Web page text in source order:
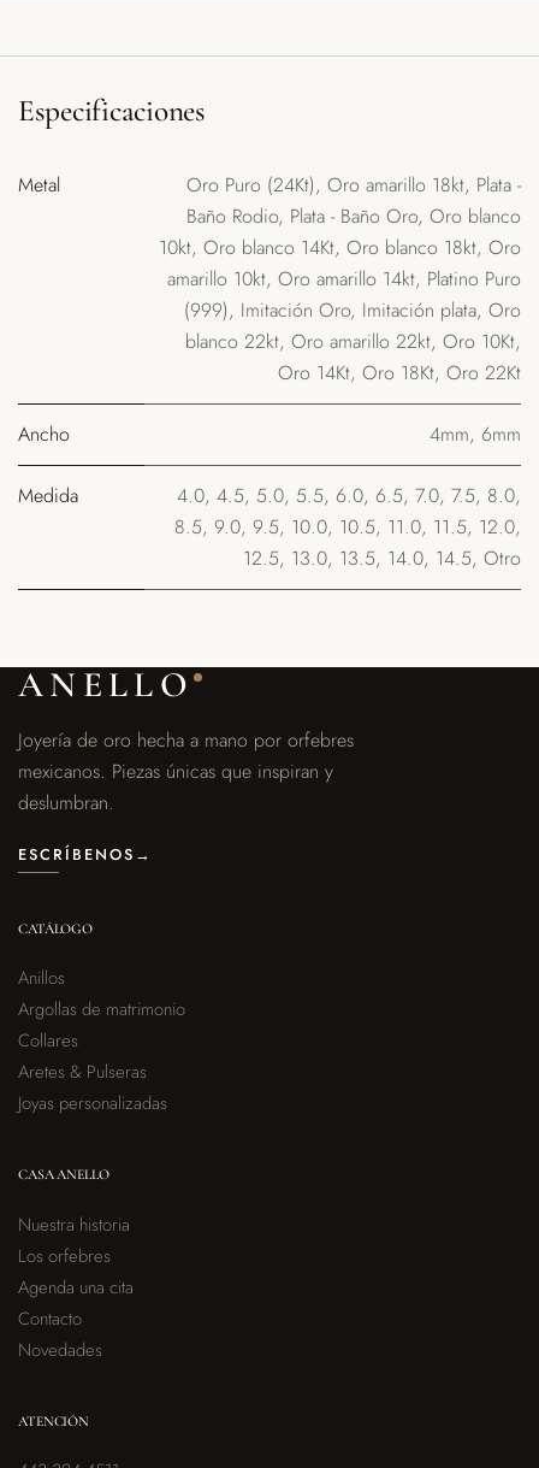
Especificaciones
Metal Oro Puro (24Kt), Oro amarillo 18kt, Plata -
Baño Rodio, Plata - Baño Oro, Oro blanco
10kt, Oro blanco 14Kt, Oro blanco 18kt, Oro
amarillo 10kt, Oro amarillo 14kt, Platino Puro
(999), Imitación Oro, Imitación plata, Oro
blanco 22kt, Oro amarillo 22kt, Oro 10Kt,
Oro 14Kt, Oro 18Kt, Oro 22Kt
Ancho 4mm, 6mm
Medida 4.0, 4.5, 5.0, 5.5, 6.0, 6.5, 7.0, 7.5, 8.0,
8.5, 9.0, 9.5, 10.0, 10.5, 11.0, 11.5, 12.0,
12.5, 13.0, 13.5, 14.0, 14.5, Otro
ANELLO
Joyería de oro hecha a mano por orfebres
mexicanos. Piezas únicas que inspiran y
deslumbran.
ESCRÍBENOS →
CATÁLOGO
Anillos
Argollas de matrimonio
Collares
Aretes & Pulseras
Joyas personalizadas
CASA ANELLO
Nuestra historia
Los orfebres
Agenda una cita
Contacto
Novedades
ATENCIÓN